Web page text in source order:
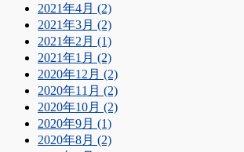
2021年4月 (2)
2021年3月 (2)
2021年2月 (1)
2021年1月 (2)
2020年12月 (2)
2020年11月 (2)
2020年10月 (2)
2020年9月 (1)
2020年8月 (2)